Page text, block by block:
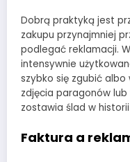
Dobrą praktyką jest
zakupu przynajmniej
podlegać reklamacji.
intensywnie
szybko się zgubić
zdjęcia paragonów
zostawia ślad w
Faktura a